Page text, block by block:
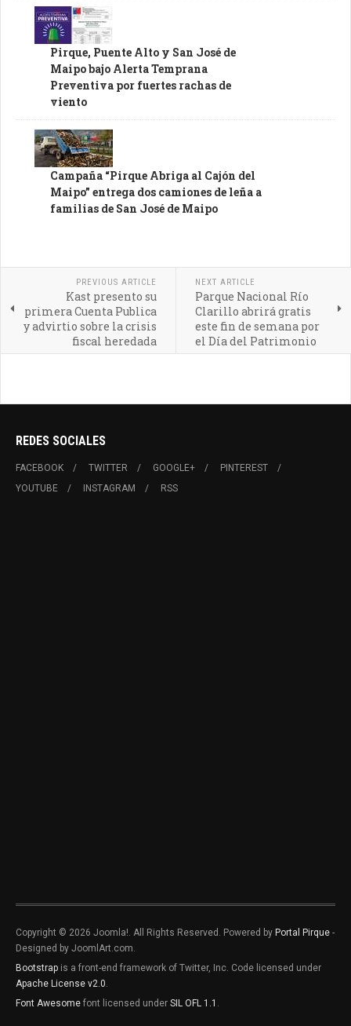
Pirque, Puente Alto y San José de
Maipo bajo Alerta Temprana
Preventiva por fuertes rachas de
viento
Campaña “Pirque Abriga al Cajón del
Maipo” entrega dos camiones de leña a
familias de San José de Maipo
PREVIOUS ARTICLE
Kast presento su
primera Cuenta Publica
y advirtio sobre la crisis
fiscal heredada
NEXT ARTICLE
Parque Nacional Río
Clarillo abrirá gratis
este fin de semana por
el Día del Patrimonio
REDES SOCIALES
FACEBOOK TWITTER GOOGLE+
PINTEREST
YOUTUBE
INSTAGRAM RSS
Copyright © 2026 Joomla!. All Rights Reserved. Powered by Portal Pirque -
Designed by JoomlArt.com.
Bootstrap is a front-end framework of Twitter, Inc. Code licensed under
Apache License v2.0
Font Awesome font licensed under SIL OFL 1.1